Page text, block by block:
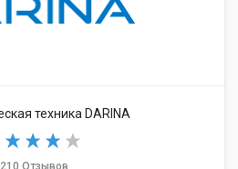
техника DARINA
210 Отзывов